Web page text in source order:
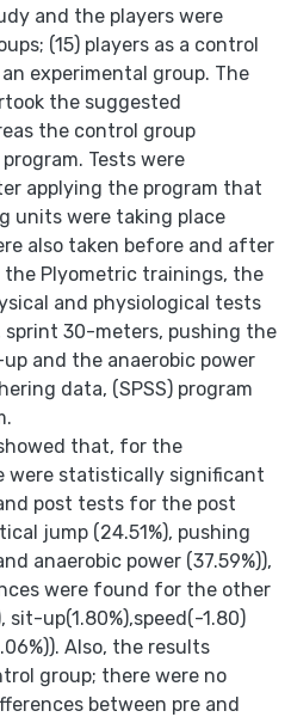
and the players were
(15) players as a control
experimental group. The
the suggested
the control group
Tests were
applying the program that
units were taking place
also taken before and after
Plyometric trainings, the
and physiological tests
sprint 30-meters, pushing the
and the anaerobic power
data, (SPSS) program
that, for the
were statistically significant
post tests for the post
jump (24.51%), pushing
anaerobic power (37.59%)),
were found for the other
sit-up(1.80%),speed(-1.80)
Also, the results
group; there were no
between pre and